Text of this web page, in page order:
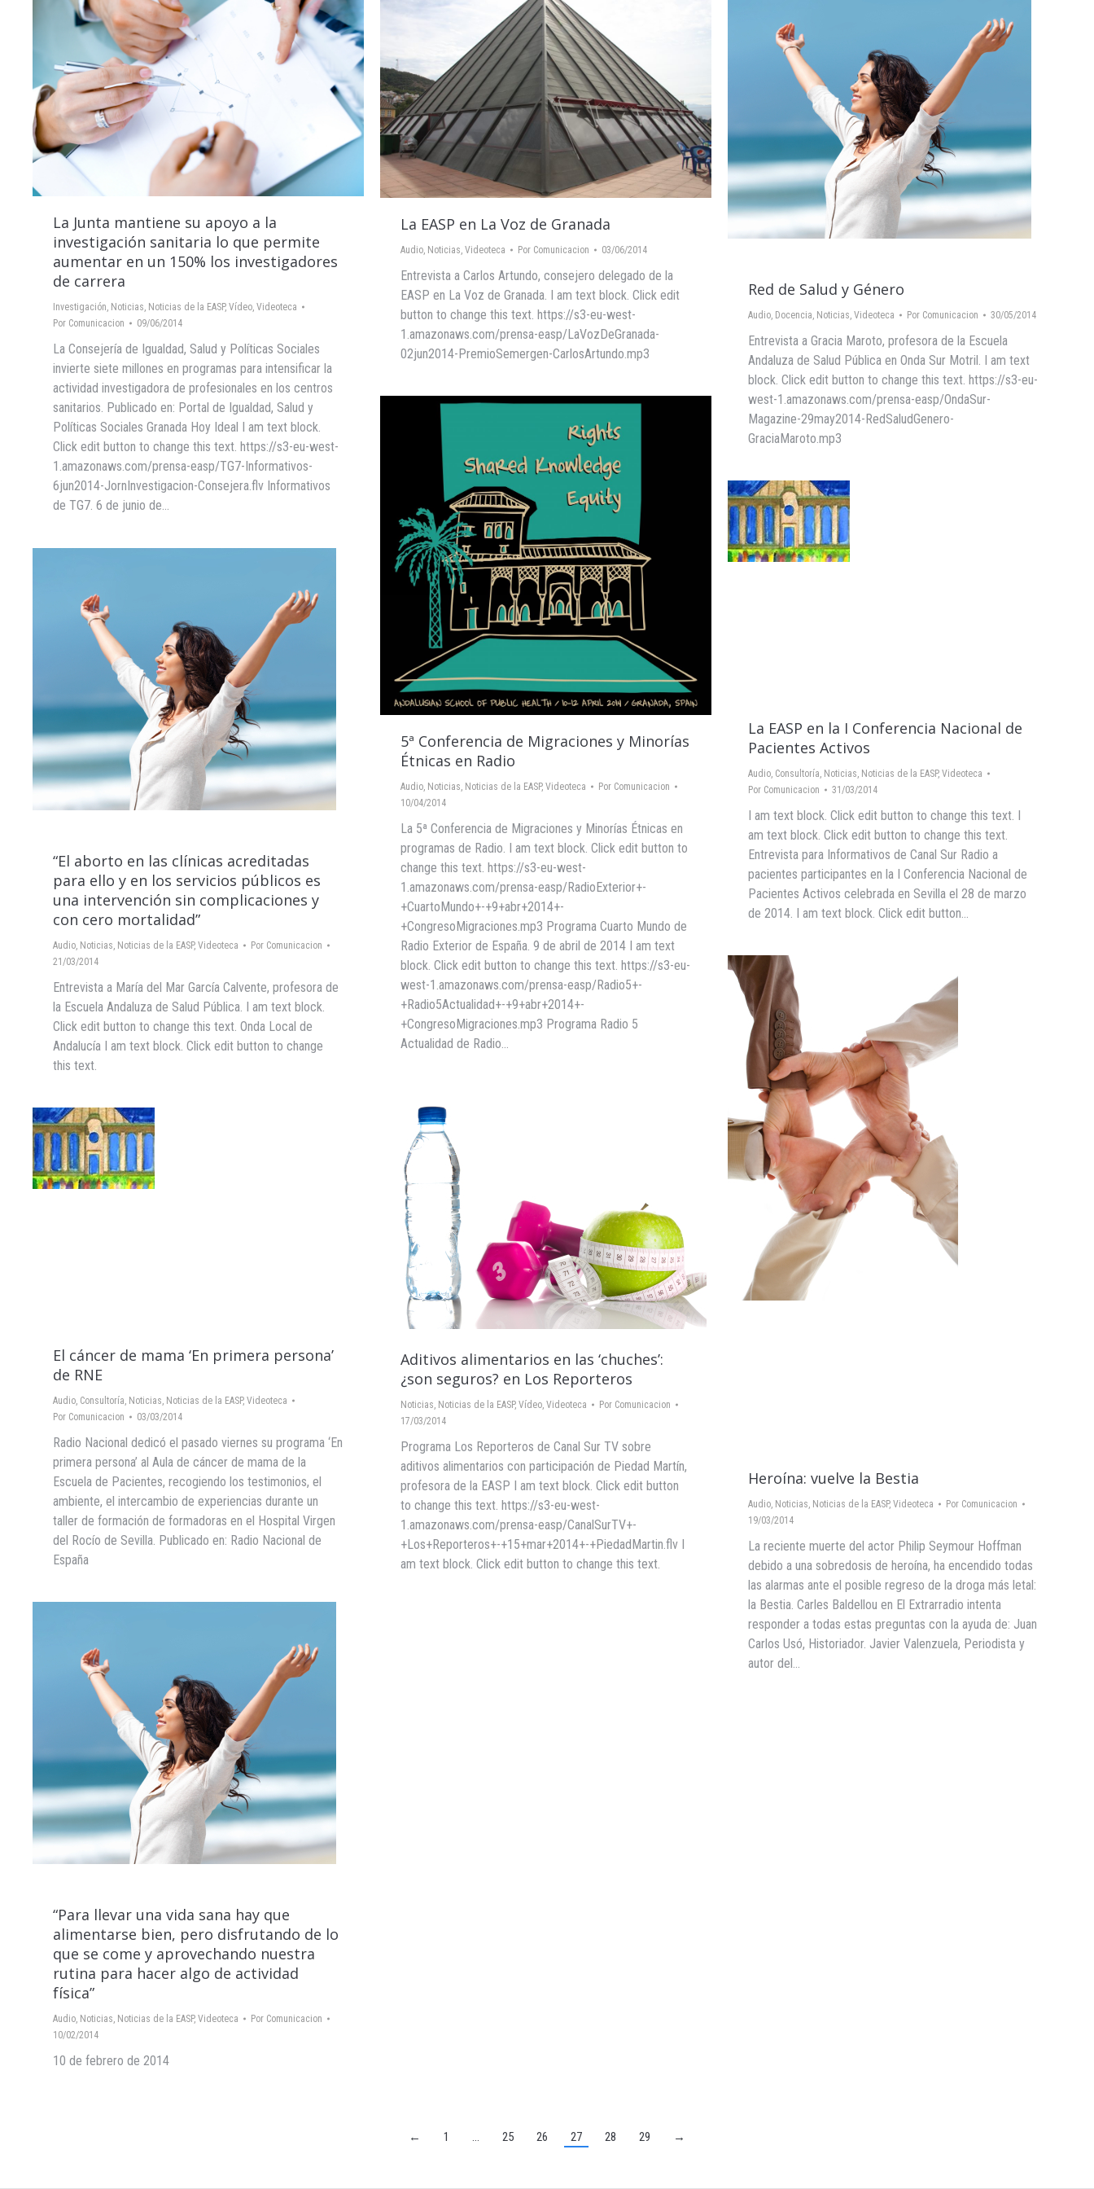
La Junta mantiene su apoyo a la
investigación sanitaria lo que permite
aumentar en un 150% los investigadores
de carrera
Investigación, Noticias, Noticias de la EASP, Vídeo, Videoteca
Por Comunicacion 09/06/2014
La Consejería de Igualdad, Salud y Políticas Sociales
invierte siete millones en programas para intensificar la
actividad investigadora de profesionales en los centros
sanitarios. Publicado en: Portal de Igualdad, Salud y
Políticas Sociales Granada Hoy Ideal I am text block.
Click edit button to change this text. https://s3-eu-west-
1.amazonaws.com/prensa-easp/TG7-Informativos-
6jun2014-JornInvestigacion-Consejera.flv Informativos
de TG7. 6 de junio de…
La EASP en La Voz de Granada
Audio Noticias Videoteca Por Comunicacion 03/06/2014
Entrevista a Carlos Artundo, consejero delegado de la
EASP en La Voz de Granada. I am text block. Click edit
button to change this text. https://s3-eu-west-
1.amazonaws.com/prensa-easp/LaVozDeGranada-
02jun2014-PremioSemergen-CarlosArtundo.mp3
Red de Salud y Género
Audio Docencia Noticias Videoteca Por Comunicacion 30/05/2014
Entrevista a Gracia Maroto, profesora de la Escuela
Andaluza de Salud Pública en Onda Sur Motril. I am text
block. Click edit button to change this text. https://s3-eu-
west-1.amazonaws.com/prensa-easp/OndaSur-
Magazine-29may2014-RedSaludGenero-
GraciaMaroto.mp3
5ª Conferencia de Migraciones y Minorías
Étnicas en Radio
Audio Noticias Noticias de la EASP, Videoteca Por Comunicacion
10/04/2014
La 5ª Conferencia de Migraciones y Minorías Étnicas en
programas de Radio. I am text block. Click edit button to
change this text. https://s3-eu-west-
1.amazonaws.com/prensa-easp/RadioExterior+-
+CuartoMundo+-+9+abr+2014+-
+CongresoMigraciones.mp3 Programa Cuarto Mundo de
Radio Exterior de España. 9 de abril de 2014 I am text
block. Click edit button to change this text. https://s3-eu-
west-1.amazonaws.com/prensa-easp/Radio5+-
+Radio5Actualidad+-+9+abr+2014+-
+CongresoMigraciones.mp3 Programa Radio 5
Actualidad de Radio…
La EASP en la I Conferencia Nacional de
Pacientes Activos
Audio Consultoría Noticias Noticias de la EASP, Videoteca
Por Comunicacion 31/03/2014
I am text block. Click edit button to change this text. I
am text block. Click edit button to change this text.
Entrevista para Informativos de Canal Sur Radio a
pacientes participantes en la I Conferencia Nacional de
Pacientes Activos celebrada en Sevilla el 28 de marzo
de 2014. I am text block. Click edit button…
“El aborto en las clínicas acreditadas
para ello y en los servicios públicos es
una intervención sin complicaciones y
con cero mortalidad”
Audio Noticias Noticias de la EASP, Videoteca Por Comunicacion
21/03/2014
Entrevista a María del Mar García Calvente, profesora de
la Escuela Andaluza de Salud Pública. I am text block.
Click edit button to change this text. Onda Local de
Andalucía I am text block. Click edit button to change
this text.
Heroína: vuelve la Bestia
Audio, Noticias, Noticias de la EASP, Videoteca Por Comunicacion
19/03/2014
La reciente muerte del actor Philip Seymour Hoffman
debido a una sobredosis de heroína, ha encendido todas
las alarmas ante el posible regreso de la droga más letal:
la Bestia. Carles Baldellou en El Extrarradio intenta
responder a todas estas preguntas con la ayuda de: Juan
Carlos Usó, Historiador. Javier Valenzuela, Periodista y
autor del…
Aditivos alimentarios en las ‘chuches’:
¿son seguros? en Los Reporteros
Noticias Noticias de la EASP, Vídeo Videoteca Por Comunicacion
17/03/2014
Programa Los Reporteros de Canal Sur TV sobre
aditivos alimentarios con participación de Piedad Martín,
profesora de la EASP I am text block. Click edit button
to change this text. https://s3-eu-west-
1.amazonaws.com/prensa-easp/CanalSurTV+-
+Los+Reporteros+-+15+mar+2014+-+PiedadMartin.flv I
am text block. Click edit button to change this text.
El cáncer de mama ‘En primera persona’
de RNE
Audio Consultoría Noticias Noticias de la EASP, Videoteca
Por Comunicacion 03/03/2014
Radio Nacional dedicó el pasado viernes su programa ‘En
primera persona’ al Aula de cáncer de mama de la
Escuela de Pacientes, recogiendo los testimonios, el
ambiente, el intercambio de experiencias durante un
taller de formación de formadoras en el Hospital Virgen
del Rocío de Sevilla. Publicado en: Radio Nacional de
España
“Para llevar una vida sana hay que
alimentarse bien, pero disfrutando de lo
que se come y aprovechando nuestra
rutina para hacer algo de actividad
física”
Audio Noticias Noticias de la EASP, Videoteca Por Comunicacion
10/02/2014
10 de febrero de 2014
← 1 … 25 26 27 28 29 →